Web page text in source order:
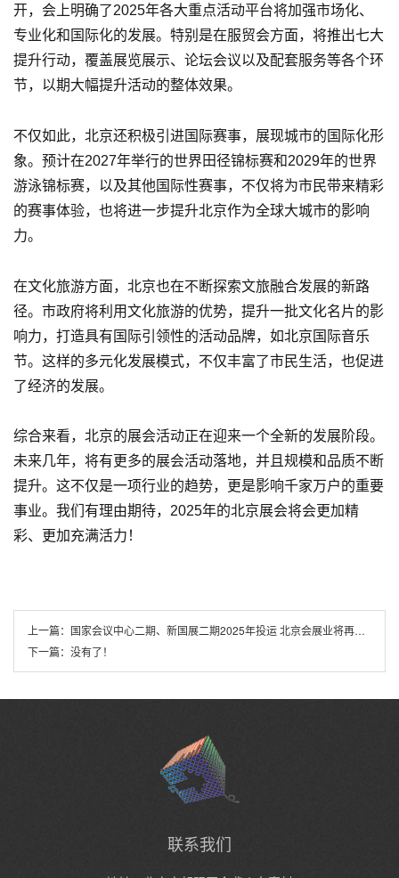
开，会上明确了2025年各大重点活动平台将加强市场化、
专业化和国际化的发展。特别是在服贸会方面，将推出七大
提升行动，覆盖展览展示、论坛会议以及配套服务等各个环
节，以期大幅提升活动的整体效果。
不仅如此，北京还积极引进国际赛事，展现城市的国际化形
象。预计在2027年举行的世界田径锦标赛和2029年的世界
游泳锦标赛，以及其他国际性赛事，不仅将为市民带来精彩
的赛事体验，也将进一步提升北京作为全球大城市的影响
力。
在文化旅游方面，北京也在不断探索文旅融合发展的新路
径。市政府将利用文化旅游的优势，提升一批文化名片的影
响力，打造具有国际引领性的活动品牌，如北京国际音乐
节。这样的多元化发展模式，不仅丰富了市民生活，也促进
了经济的发展。
综合来看，北京的展会活动正在迎来一个全新的发展阶段。
未来几年，将有更多的展会活动落地，并且规模和品质不断
提升。这不仅是一项行业的趋势，更是影响千家万户的重要
事业。我们有理由期待，2025年的北京展会将会更加精
彩、更加充满活力！
上一篇： 国家会议中心二期、新国展二期2025年投运 北京会展业将再提竞争力
下一篇： 没有了！
联系我们